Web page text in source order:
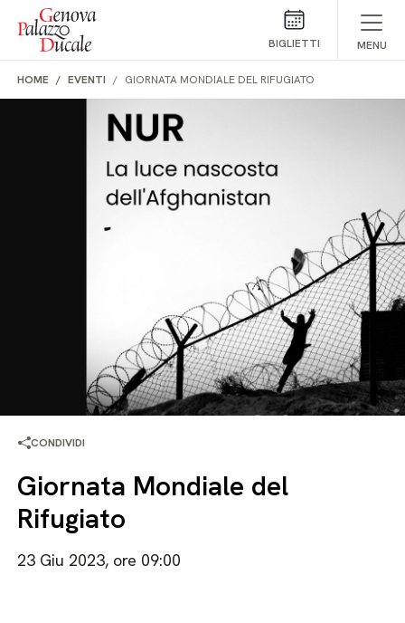
Salta al contenuto
BIGLIETTI MENU
HOME EVENTI GIORNATA MONDIALE DEL RIFUGIATO
CONDIVIDI
Giornata Mondiale del
Rifugiato
23 Giu 2023, ore 09:00